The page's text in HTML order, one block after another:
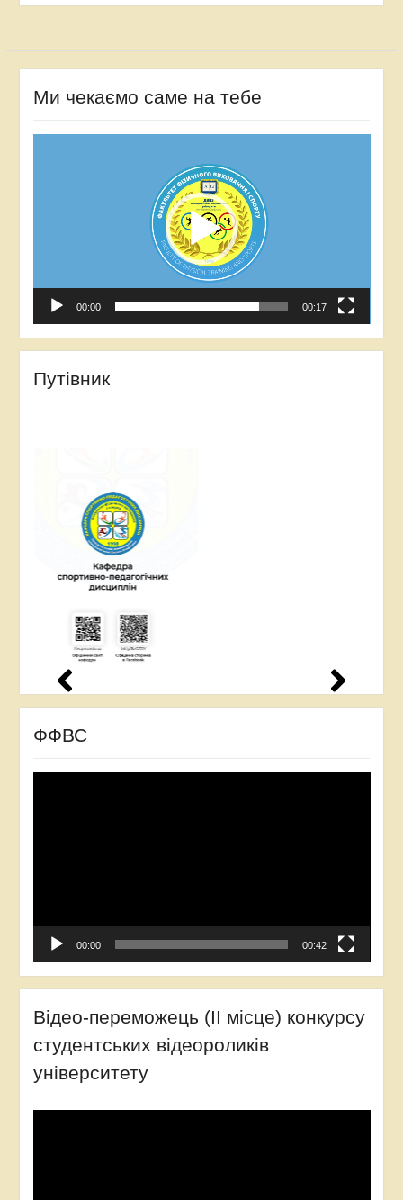
Ми чекаємо саме на тебе
00:00 00:17
Путівник
ФФВС
00:00 00:42
Відео-переможець (ІІ місце) конкурсу
студентських відеороликів
університету